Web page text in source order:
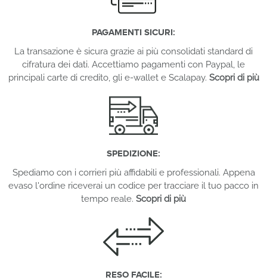
PAGAMENTI SICURI:
La transazione è sicura grazie ai più consolidati standard di
cifratura dei dati. Accettiamo pagamenti con Paypal, le
principali carte di credito, gli e-wallet e Scalapay. Scopri di più
SPEDIZIONE:
Spediamo con i corrieri più affidabili e professionali. Appena
evaso l'ordine riceverai un codice per tracciare il tuo pacco in
tempo reale. Scopri di più
RESO FACILE: